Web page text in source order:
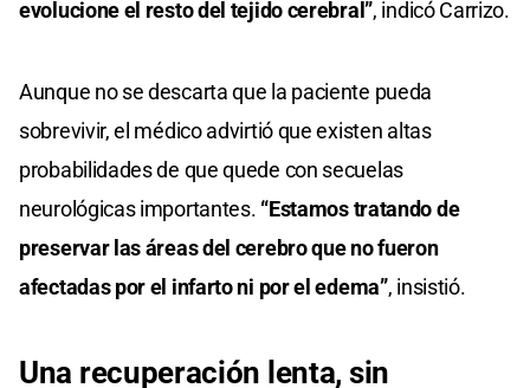
evolucione el resto del tejido cerebral”, indicó Carrizo.
Aunque no se descarta que la paciente pueda
sobrevivir, el médico advirtió que existen altas
probabilidades de que quede con secuelas
neurológicas importantes. “Estamos tratando de
preservar las áreas del cerebro que no fueron
afectadas por el infarto ni por el edema”, insistió.
Una recuperación lenta, sin